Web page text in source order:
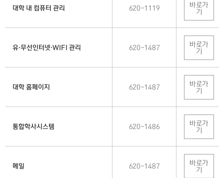
대학 내 컴퓨터 관리 620-1119 바로가
기
유·무선인터넷·WIFI 관리 620-1487 바로가
기
대학 홈페이지 620-1487 바로가
기
통합학사시스템 620-1486 바로가
기
메일 620-1487 바로가
기